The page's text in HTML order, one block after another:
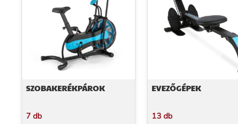
SZOBAKERÉKPÁROK
7 db
EVEZŐGÉPEK
13 db